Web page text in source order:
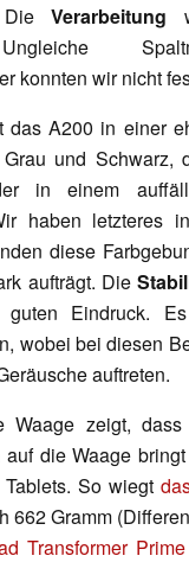
DieVerarbeitung
konnten wir nicht
das A200 in einer
und Schwarz,
in einem
haben letzteres
diese
aufträgt. Die
guten Eindruck.
wobei bei diesen
auftreten.
Waage zeigt,
auf die Waage
So wiegt
662 Gramm
Transformer